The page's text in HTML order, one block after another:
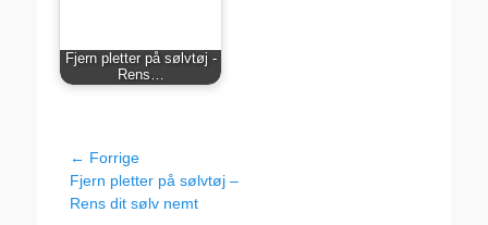
Fjern pletter på sølvtøj -
Rens…
Indlægsnavigation
← Forrige
Forrige
indlæg:
Fjern pletter på sølvtøj –
Rens dit sølv nemt